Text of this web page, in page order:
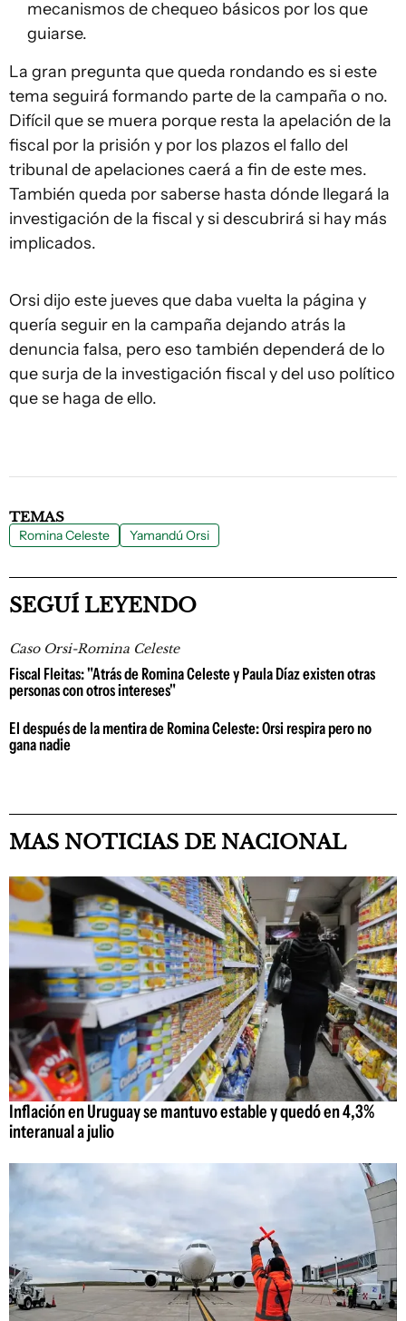
mecanismos de chequeo básicos por los que
guiarse.
La gran pregunta que queda rondando es si este
tema seguirá formando parte de la campaña o no.
Difícil que se muera porque resta la apelación de la
fiscal por la prisión y por los plazos el fallo del
tribunal de apelaciones caerá a fin de este mes.
También queda por saberse hasta dónde llegará la
investigación de la fiscal y si descubrirá si hay más
implicados.
Orsi dijo este jueves que daba vuelta la página y
quería seguir en la campaña dejando atrás la
denuncia falsa, pero eso también dependerá de lo
que surja de la investigación fiscal y del uso político
que se haga de ello.
TEMAS
Romina Celeste Yamandú Orsi
SEGUÍ LEYENDO
Caso Orsi-Romina Celeste
Fiscal Fleitas: "Atrás de Romina Celeste y Paula Díaz existen otras
personas con otros intereses"
El después de la mentira de Romina Celeste: Orsi respira pero no
gana nadie
MAS NOTICIAS DE NACIONAL
Inflación en Uruguay se mantuvo estable y quedó en 4,3%
interanual a julio